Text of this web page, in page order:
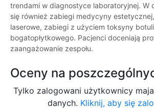
trendami w diagnostyce laboratoryjnej. W
się również zabiegi medycyny
laserowe, zabiegi z użyciem toksyny
bogatopłytkowego. Pacjenci doceniają
zaangażowanie zespołu.
Oceny na
Tylko zalogowani użytkownicy
danych. Kliknij, aby się